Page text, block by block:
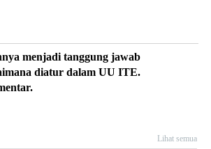
menjadi tanggung jawab
diatur dalam UU ITE.
Lihat semua